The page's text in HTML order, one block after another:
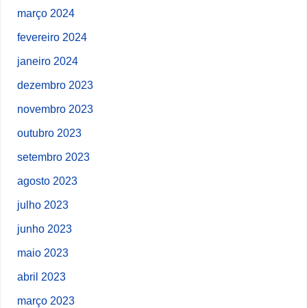
março 2024
fevereiro 2024
janeiro 2024
dezembro 2023
novembro 2023
outubro 2023
setembro 2023
agosto 2023
julho 2023
junho 2023
maio 2023
abril 2023
março 2023